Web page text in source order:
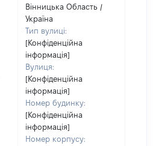
Вінницька Область /
Україна
Тип вулиці:
[Конфіденційна
інформація]
Вулиця:
[Конфіденційна
інформація]
Номер будинку:
[Конфіденційна
інформація]
Номер корпусу: